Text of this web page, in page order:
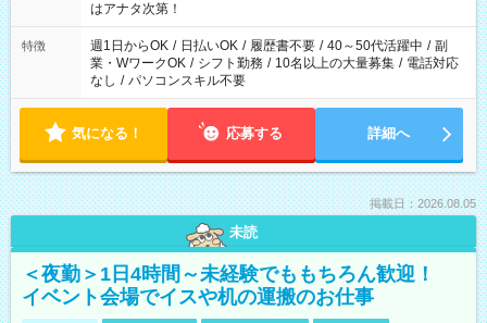
はアナタ次第！
特徴 週1日からOK / 日払いOK / 履歴書不要 / 40～50代活躍中 / 副
業・WワークOK / シフト勤務 / 10名以上の大量募集 / 電話対応
なし / パソコンスキル不要
気になる！ 応募する 詳細へ
掲載日：2026.08.05
未読
＜夜勤＞1日4時間～未経験でももちろん歓迎！
イベント会場でイスや机の運搬のお仕事